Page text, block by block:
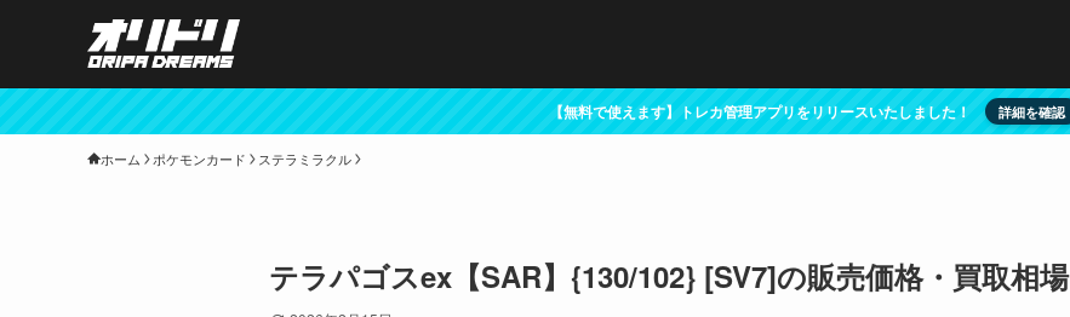
【無料で使えます】トレカ管理アプリをリリースいたしました！ 詳細を確認
ホーム ポケモンカード ステラミラクル
テラパゴスex【SAR】{130/102} [SV7]の販売価格・買取相場